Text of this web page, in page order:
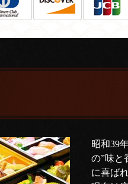
昭和39
の”味と
に喜ば